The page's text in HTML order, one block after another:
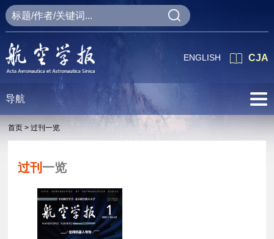
CJA
ENGLISH
导航
首页 > 过刊一览
过刊 一览